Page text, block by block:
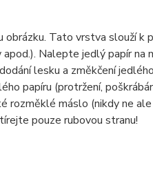
Tato vrstva slouží k
Nalepte jedlý papír
lesku a změkčení
papíru (protržení,
máslo (nikdy ne
pouze rubovou stranu!